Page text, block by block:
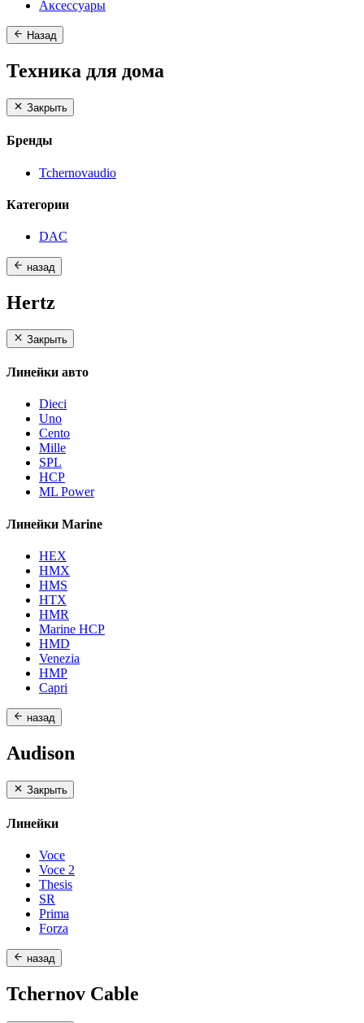
Аксессуары
Назад
Техника для дома
Закрыть
Бренды
Tchernovaudio
Категории
DAC
назад
Hertz
Закрыть
Линейки авто
Dieci
Uno
Cento
Mille
SPL
HCP
ML Power
Линейки Marine
HEX
HMX
HMS
HTX
HMR
Marine HCP
HMD
Venezia
HMP
Capri
назад
Audison
Закрыть
Линейки
Voce
Voce 2
Thesis
SR
Prima
Forza
назад
Tchernov Cable